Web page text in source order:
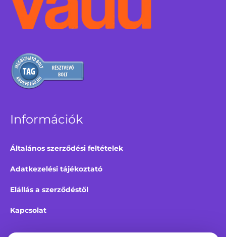
Információk
Általános szerződési feltételek
Adatkezelési tájékoztató
Elállás a szerződéstől
Kapcsolat